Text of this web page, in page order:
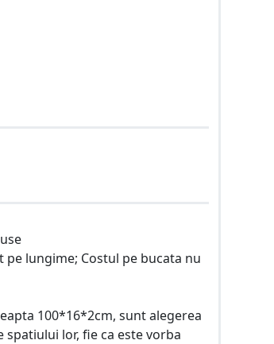
lungime; Costul pe bucata nu
100*16*2cm, sunt alegerea
lor, fie ca este vorba